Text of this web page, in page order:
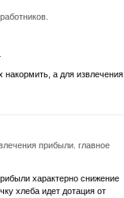
накормить, а для извлечения
прибыли. главное
характерно снижение
хлеба идет дотация от